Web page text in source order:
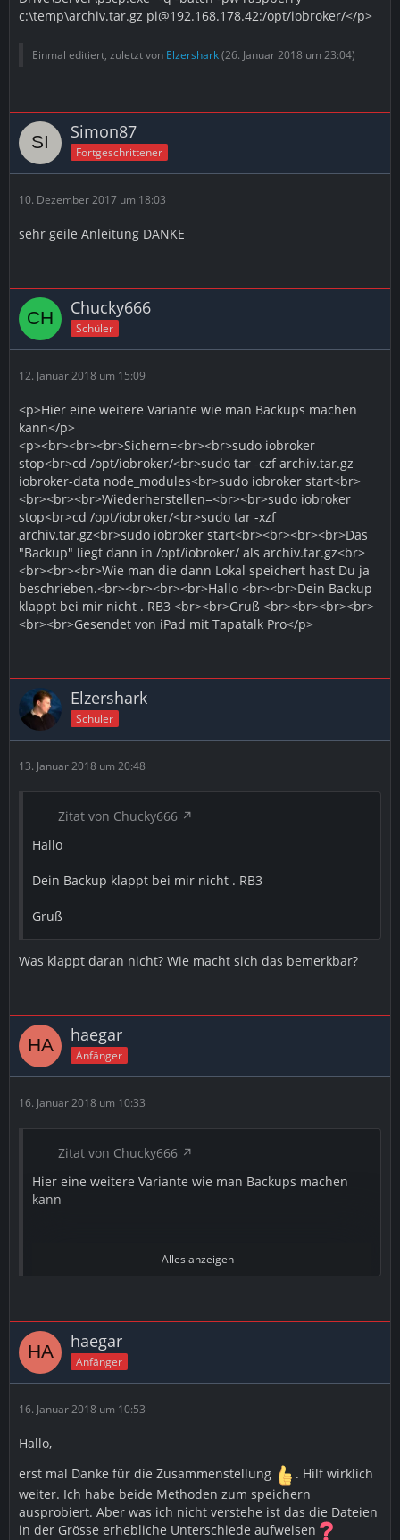
c:\temp\archiv.tar.gz pi@192.168.178.42:/opt/iobroker/</p>
Einmal editiert, zuletzt von Elzershark(26. Januar 2018 um 23:04)
Simon87
Fortgeschrittener
10. Dezember 2017 um 18:03
sehr geile Anleitung DANKE
Chucky666
Schüler
12. Januar 2018 um 15:09
<p>Hier eine weitere Variante wie man Backups machen
kann</p>
<p><br><br><br>Sichern=<br><br>sudo iobroker
stop<br>cd /opt/iobroker/<br>sudo tar -czf archiv.tar.gz
iobroker-data node_modules<br>sudo iobroker start<br>
<br><br><br>Wiederherstellen=<br><br>sudo iobroker
stop<br>cd /opt/iobroker/<br>sudo tar -xzf
archiv.tar.gz<br>sudo iobroker start<br><br><br><br>Das
"Backup" liegt dann in /opt/iobroker/ als archiv.tar.gz<br>
<br><br><br>Wie man die dann Lokal speichert hast Du ja
beschrieben.<br><br><br><br>Hallo <br><br>Dein Backup
klappt bei mir nicht . RB3 <br><br>Gruß <br><br><br><br>
<br><br>Gesendet von iPad mit Tapatalk Pro</p>
Elzershark
Schüler
13. Januar 2018 um 20:48
Zitat von Chucky666
Hallo
Dein Backup klappt bei mir nicht . RB3
Gruß
Was klappt daran nicht? Wie macht sich das bemerkbar?
haegar
Anfänger
16. Januar 2018 um 10:33
Zitat von Chucky666
Hier eine weitere Variante wie man Backups machen
kann
sudo iobroker stop
cd /opt/iobroker/
sudo tar -czf archiv.tar.gz iobroker-data node_modules
sudo iobroker start
cd /opt/iobroker/
sudo tar -xzf archiv.tar.gz
sudo iobroker start
Alles anzeigen
haegar
Anfänger
16. Januar 2018 um 10:53
Hallo,
erst mal Danke für die Zusammenstellung
. Hilf wirklich
weiter. Ich habe beide Methoden zum speichern
ausprobiert. Aber was ich nicht verstehe ist das die Dateien
in der Grösse erhebliche Unterschiede aufweisen